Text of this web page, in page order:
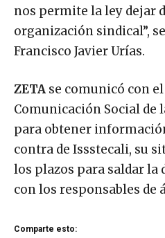
nos permite la ley dejar
organización sindical”,
Francisco Javier Urías.
ZETA se comunicó con el
Comunicación Social de
para obtener
contra de Issstecali, su
los plazos para saldar la
con los responsables de
Comparte esto: